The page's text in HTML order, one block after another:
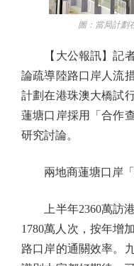
圖：當局計劃在
【大公報訊】記者
論疏導陸路口岸人流
計劃在港珠澳大橋試
蓮塘口岸採用「合作
研究討論。
兩地商蓮塘口岸「
上半年2360萬訪港
1780萬人次，按年增
路口岸的通關效率。